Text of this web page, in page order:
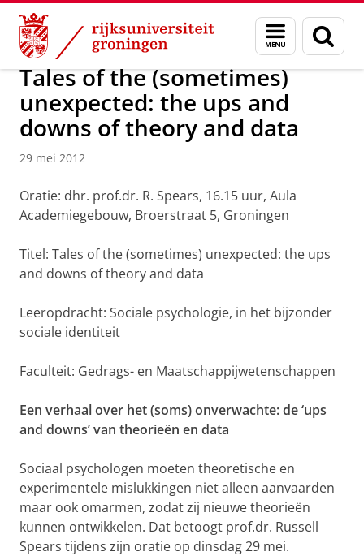
Skip
Content
Skip
Navigation
Menu
en
zoeken
Over ons Actueel Nieuws Nieuwsberichten
Tales of the (sometimes)
unexpected: the ups and
downs of theory and data
29 mei 2012
Oratie: dhr. prof.dr. R. Spears, 16.15 uur, Aula
Academiegebouw, Broerstraat 5, Groningen
Titel: Tales of the (sometimes) unexpected: the ups
and downs of theory and data
Leeropdracht: Sociale psychologie, in het bijzonder
sociale identiteit
Faculteit: Gedrags- en Maatschappijwetenschappen
Een verhaal over het (soms) onverwachte: de ‘ups
and downs’ van theorieën en data
Sociaal psychologen moeten theoretische en
experimentele mislukkingen niet alleen aanvaarden
maar ook omarmen, zodat zij nieuwe theorieën
kunnen ontwikkelen. Dat betoogt prof.dr. Russell
Spears tijdens zijn oratie op dinsdag 29 mei.